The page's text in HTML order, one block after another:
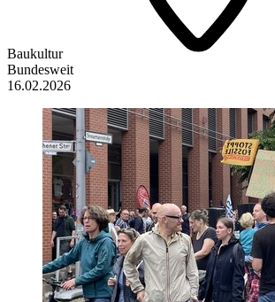
Baukultur
Bundesweit
16.02.2026